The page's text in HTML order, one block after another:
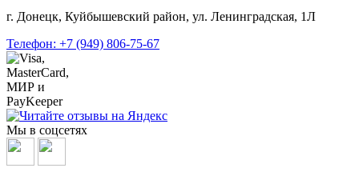
г. Донецк, Куйбышевский район, ул. Ленинградская, 1Л
Телефон: +7 (949) 806-75-67
Мы в соцсетях